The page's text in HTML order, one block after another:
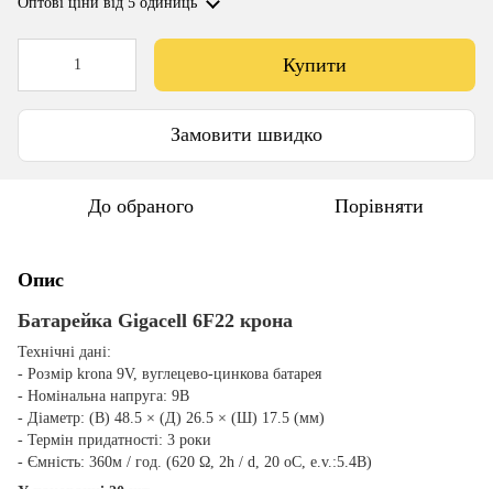
Купити
Замовити швидко
До обраного Порівняти
Опис
Батарейка Gigacell 6F22 крона
Технічні дані:
- Розмір krona 9V, вуглецево-цинкова батарея
- Номінальна напруга: 9В
- Діаметр: (В) 48.5 × (Д) 26.5 × (Ш) 17.5 (мм)
- Термін придатності: 3 роки
- Ємність: 360м / год (620 Ω 2h / d 20 oC e.v.:5.4В)